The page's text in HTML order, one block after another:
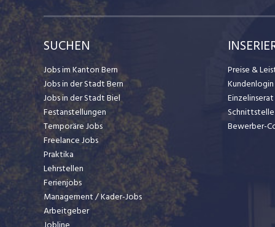
SUCHEN
Jobs im Kanton Bern
Jobs in der Stadt Bern
Jobs in der Stadt Biel
Festanstellungen
Temporäre Jobs
Freelance Jobs
Praktika
Lehrstellen
Ferienjobs
Management / Kader-Jobs
Arbeitgeber
Preise &
Kundenlogin
Schnittstelle
Bewerber-